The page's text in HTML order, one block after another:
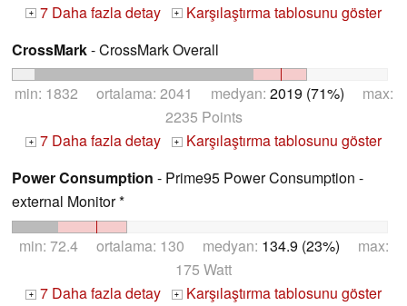
+ 7 Daha fazla detay + Karşılaştırma tablosunu göster
CrossMark- CrossMark Overall
min: 1832 ortalama: 2041 medyan: 2019 (71%) max:
2235 Points
+ 7 Daha fazla detay + Karşılaştırma tablosunu göster
Power Consumption - Prime95 Power Consumption -
external Monitor *
min: 72.4 ortalama: 130 medyan: 134.9 (23%) max:
175 Watt
+ 7 Daha fazla detay + Karşılaştırma tablosunu göster